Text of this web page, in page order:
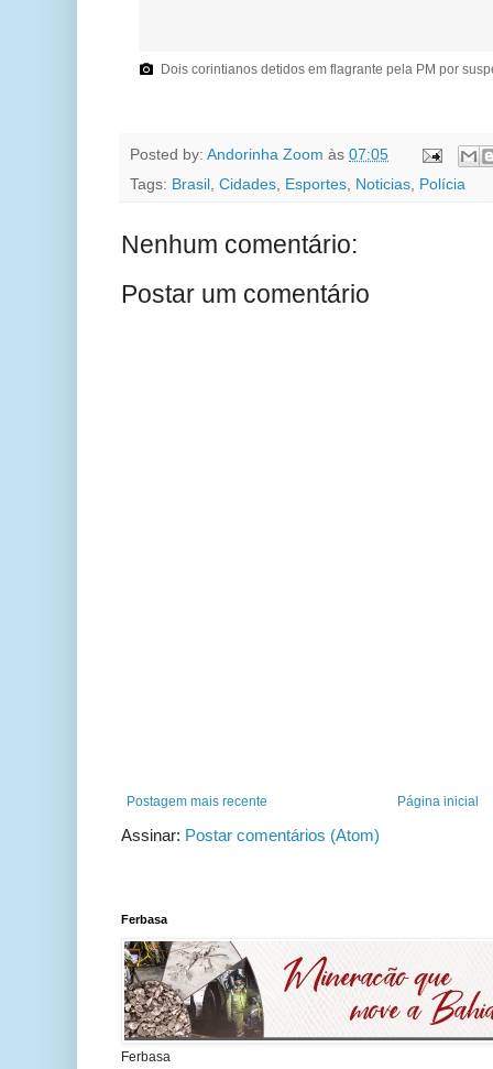
Dois corintianos detidos em flagrante pela PM por
Posted by: Andorinha Zoom às 07:05
Tags: Brasil Cidades Esportes Noticias Polícia
Nenhum comentário:
Postar um comentário
Postagem mais recente Página inicial
Assinar: Postar comentários (Atom)
Ferbasa
Ferbasa